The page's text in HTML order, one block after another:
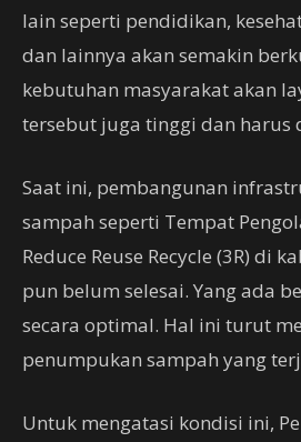
lain seperti pendidikan,
dan lainnya akan semakin
kebutuhan masyarakat akan
tersebut juga tinggi dan harus
Saat ini, pembangunan
sampah seperti Tempat
Reduce Reuse Recycle (3R) di
pun belum selesai. Yang ada
secara optimal. Hal ini turut
penumpukan sampah yang
Untuk mengatasi kondisi ini,